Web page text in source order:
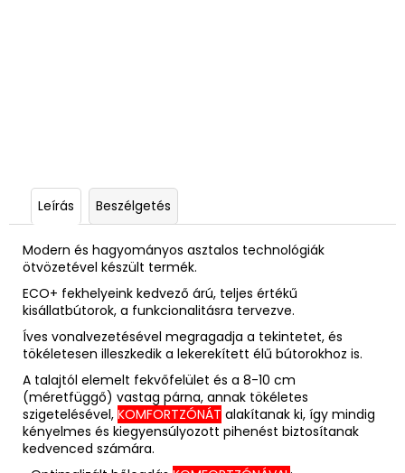
Leírás Beszélgetés
Modern és hagyományos asztalos technológiák
ötvözetével készült termék.
ECO+ fekhelyeink kedvező árú, teljes értékű
kisállatbútorok, a funkcionalitásra tervezve.
Íves vonalvezetésével megragadja a tekintetet, és
tökéletesen illeszkedik a lekerekített élű bútorokhoz is.
A talajtól elemelt fekvőfelület és a 8-10 cm
(méretfüggő) vastag párna, annak tökéletes
szigetelésével, KOMFORTZÓNÁT alakítanak ki, így mindig
kényelmes és kiegyensúlyozott pihenést biztosítanak
kedvenced számára.